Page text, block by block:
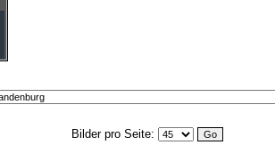
Bilder pro Seite: